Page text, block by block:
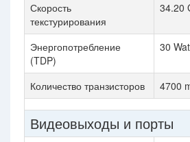
Скорость
текстурирования
34.20
Энергопотребление
(TDP)
30
Количество транзисторов 4700
Видеовыходы и порты